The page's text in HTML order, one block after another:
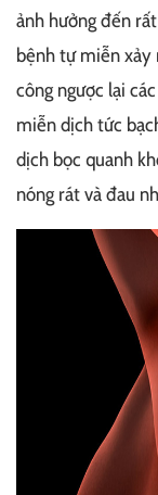
ảnh hưởng đến
bệnh tự miễn xảy
công ngược lại
miễn dịch tức
dịch bọc quanh
nóng rát và đau